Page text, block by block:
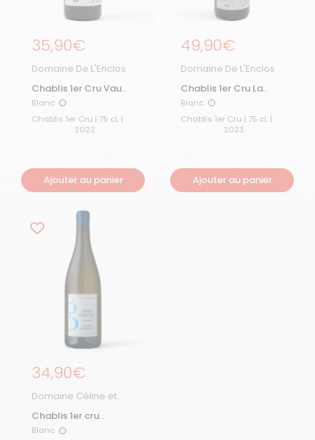
Prix régulier
35,90€
Domaine De L'Enclos
Chablis 1er Cru Vau
de Vey 2022
Blanc Blanc
Chablis 1er Cru | 75 cL |
2022
Ajouter au panier
Prix régulier
49,90€
Domaine De L'Enclos
Chablis 1er Cru La
Fourchaume 2023
Blanc Blanc
Chablis 1er Cru | 75 cL |
2023
Ajouter au panier
Prix régulier
34,90€
Domaine Céline et
Chablis 1er cru
Vaucoupin 2023
Blanc Blanc